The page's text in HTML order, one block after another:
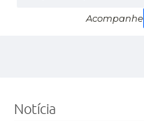
Acompanhe
Notícia